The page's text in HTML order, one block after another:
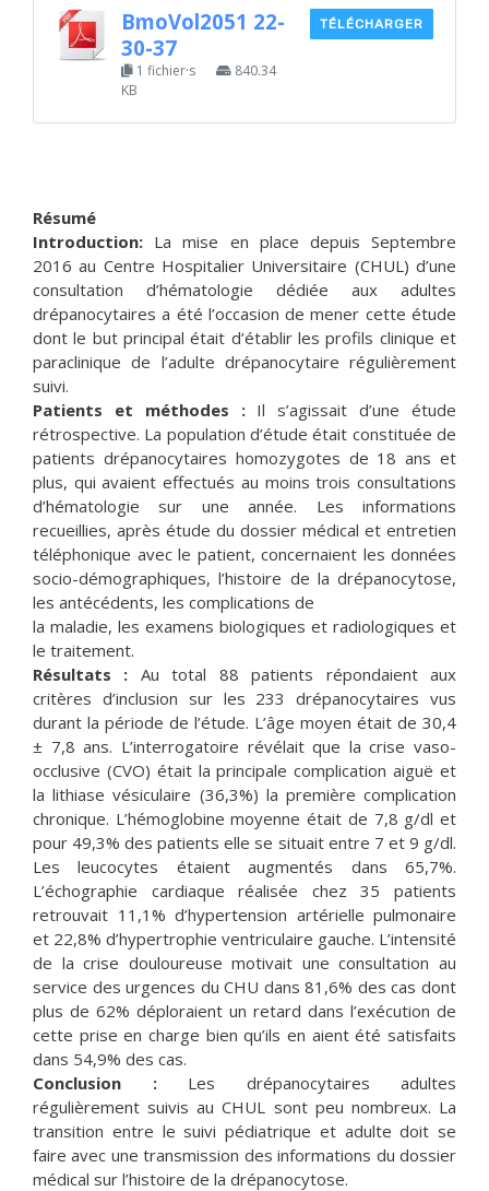
BmoVol2051 22-
30-37
1 fichier·s
840.34
KB
TÉLÉCHARGER
Résumé
Introduction: La mise en place depuis Septembre
2016 au Centre Hospitalier Universitaire (CHUL) d’une
consultation d’hématologie dédiée aux adultes
drépanocytaires a été l’occasion de mener cette étude
dont le but principal était d’établir les profils clinique et
paraclinique de l’adulte drépanocytaire régulièrement
suivi.
Patients et méthodes :Il s’agissait d’une étude
rétrospective. La population d’étude était constituée de
patients drépanocytaires homozygotes de 18 ans et
plus, qui avaient effectués au moins trois consultations
d’hématologie sur une année. Les informations
recueillies, après étude du dossier médical et entretien
téléphonique avec le patient, concernaient les données
socio-démographiques, l’histoire de la drépanocytose,
les antécédents, les complications de
la maladie, les examens biologiques et radiologiques et
le traitement.
Résultats : Au total 88 patients répondaient aux
critères d’inclusion sur les 233 drépanocytaires vus
durant la période de l’étude. L’âge moyen était de 30,4
± 7,8 ans. L’interrogatoire révélait que la crise vaso-
occlusive (CVO) était la principale complication aiguë et
la lithiase vésiculaire (36,3%) la première complication
chronique. L’hémoglobine moyenne était de 7,8 g/dl et
pour 49,3% des patients elle se situait entre 7 et 9 g/dl.
Les leucocytes étaient augmentés dans 65,7%.
L’échographie cardiaque réalisée chez 35 patients
retrouvait 11,1% d’hypertension artérielle pulmonaire
et 22,8% d’hypertrophie ventriculaire gauche. L’intensité
de la crise douloureuse motivait une consultation au
service des urgences du CHU dans 81,6% des cas dont
plus de 62% déploraient un retard dans l’exécution de
cette prise en charge bien qu’ils en aient été satisfaits
dans 54,9% des cas.
Conclusion :Les drépanocytaires adultes
régulièrement suivis au CHUL sont peu nombreux. La
transition entre le suivi pédiatrique et adulte doit se
faire avec une transmission des informations du dossier
médical sur l’histoire de la drépanocytose.